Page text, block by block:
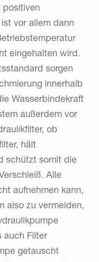
positiven
vor allem dann
eingehalten wird.
sorgen
innerhalb
Wasserbindekraft
außerdem vor
ob
hält
schützt somit die
Alle
aufnehmen kann,
also zu vermeiden,
auch Filter
getauscht